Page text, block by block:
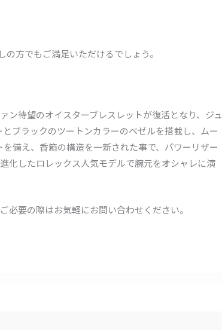
方でもご満足いただけるでしょう。
ン待望のオイスターブレスレットが復活となり、ジュ
ブラックのツートンカラーのベゼルを搭載し、ムー
備え、香箱の構造を一新された事で、パワーリザー
化したロレックス人気モデルで腕元をオシャレに演
要の際はお気軽にお問い合わせください。